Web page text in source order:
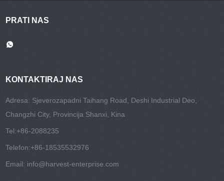
PRATI NAS
KONTAKTIRAJ NAS
Adresa: Sjeverozapadni Taihang Road, Deshi Industrial Deo,
Changzhi City, Provincija Shanxi, Kina
Tel:+86-2088235
Telefon:+86-18535532976
Email: info@harvest-enterprise.com